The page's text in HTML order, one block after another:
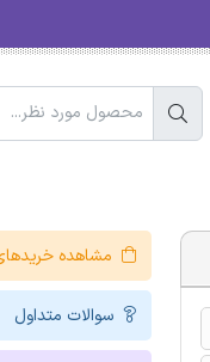
مشاهده
سوالات متداول